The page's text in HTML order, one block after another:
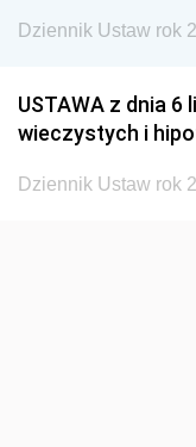
1935
1929
Dziennik Ustaw rok
USTAWA z dnia 6
wieczystych i
Dziennik Ustaw rok